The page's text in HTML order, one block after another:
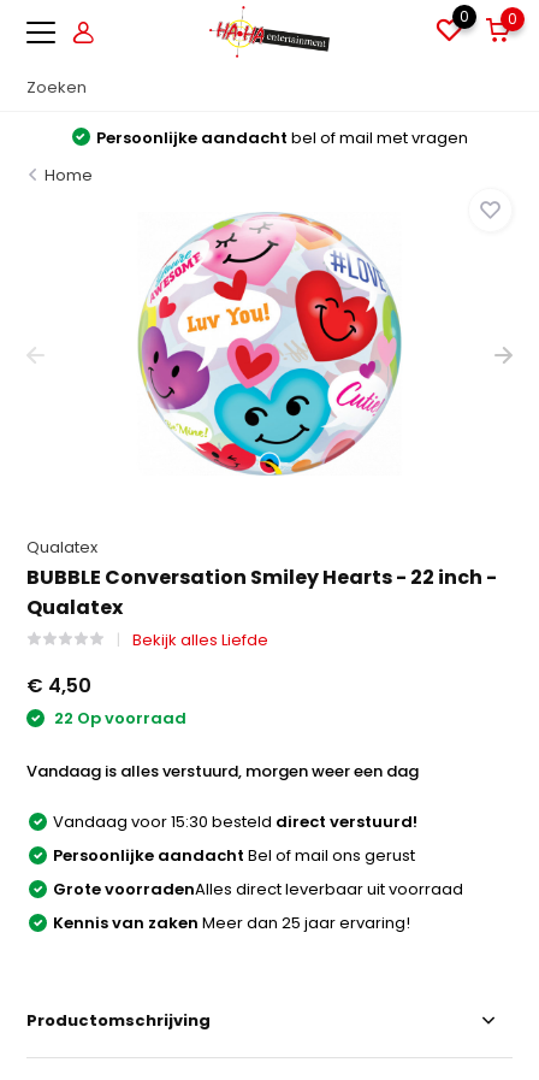
0 0
Persoonlijke aandacht bel of mail met vragen
Home
Qualatex
BUBBLE Conversation Smiley Hearts - 22 inch -
Qualatex
Bekijk alles Liefde
€ 4,50
22 Op voorraad
Vandaag is alles verstuurd, morgen weer een dag
Vandaag voor 15:30 besteld direct verstuurd!
Persoonlijke aandacht Bel of mail ons gerust
Grote voorradenAlles direct leverbaar uit voorraad
Kennis van zaken Meer dan 25 jaar ervaring!
Productomschrijving